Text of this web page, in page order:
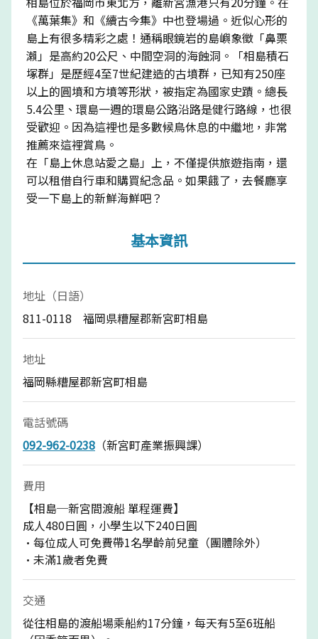
《萬葉集》和《續古今集》中也登場過。近似心形的
島上有很多精彩之處！通稱眼鏡岩的島嶼象徵「鼻栗
瀨」是高約20公尺、中間空洞的海蝕洞。「相島積石
塚群」是歷經4至7世紀建造的古墳群，已知有250座
以上的圓墳和方墳等形狀，被指定為國家史蹟。總長
5.4公里、環島一週的環島公路沿路是健行路線，也很
受歡迎。因為這裡也是多數候鳥休息的中繼地，非常
推薦來這裡賞鳥。
在「島上休息站愛之島」上，不僅提供旅遊指南，還
可以租借自行車和購買紀念品。如果餓了，去餐廳享
受一下島上的新鮮海鮮吧？
基本資訊
地址（日語）
811-0118 福岡県糟屋郡新宮町相島
地址
福岡縣糟屋郡新宮町相島
電話號碼
092-962-0238 （新宮町產業振興課）
費用
【相島─新宮間渡船 單程運費】
成人480日圓，小學生以下240日圓
·每位成人可免費帶1名學齡前兒童（團體除外）
·未滿1歲者免費
交通
從往相島的渡船場乘船約17分鐘，每天有5至6班船